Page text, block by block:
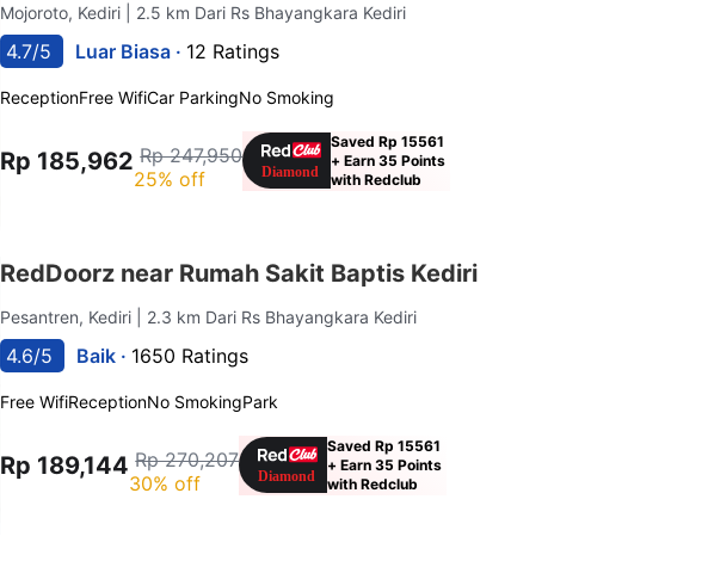
Mojoroto, Kediri | 2.5 km Dari Rs Bhayangkara Kediri
4.7/5 Luar Biasa · 12 Ratings
ReceptionFree WifiCar ParkingNo Smoking
Rp 185,962 Rp 247,950
25% off
Saved Rp 15561
+ Earn 35 Points
with Redclub
RedDoorz near Rumah Sakit Baptis Kediri
Pesantren, Kediri | 2.3 km Dari Rs Bhayangkara Kediri
4.6/5 Baik · 1650 Ratings
Free WifiReceptionNo SmokingPark
Rp 189,144 Rp 270,207
30% off
Saved Rp 15561
+ Earn 35 Points
with Redclub